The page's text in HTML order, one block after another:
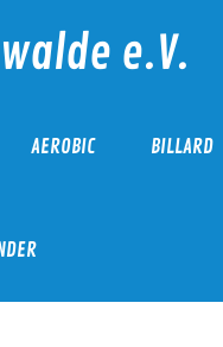
e.V.
AEROBIC BILLARD